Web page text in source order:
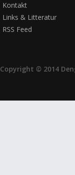
Kontakt
Links & Litteratur
RSS Feed
Copyright © 2014